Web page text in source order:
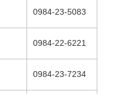
0984-23-5083
0984-22-6221
0984-23-7234